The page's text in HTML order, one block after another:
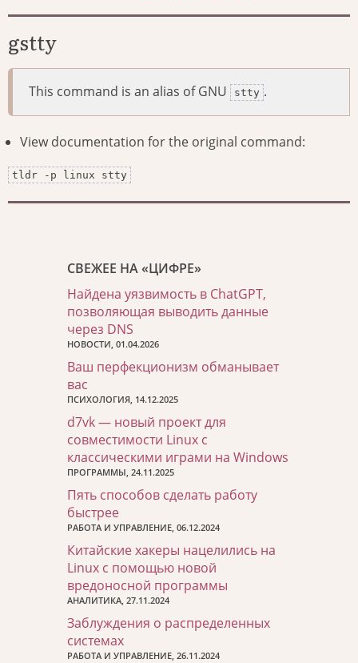
gstty
This command is an alias of GNU stty .
View documentation for the original command:
tldr -p linux stty
СВЕЖЕЕ НА «ЦИФРЕ»
Найдена уязвимость в ChatGPT,
позволяющая выводить данные
через DNS
НОВОСТИ, 01.04.2026
Ваш перфекционизм обманывает
вас
ПСИХОЛОГИЯ, 14.12.2025
d7vk — новый проект для
совместимости Linux с
классическими играми на Windows
ПРОГРАММЫ, 24.11.2025
Пять способов сделать работу
быстрее
РАБОТА И УПРАВЛЕНИЕ, 06.12.2024
Китайские хакеры нацелились на
Linux с помощью новой
вредоносной программы
АНАЛИТИКА, 27.11.2024
Заблуждения о распределенных
системах
РАБОТА И УПРАВЛЕНИЕ, 26.11.2024